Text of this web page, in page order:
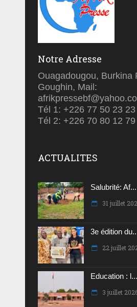
Notre Adresse
Ouagadougou, Burkina
Goughin, Mail:
Tél 1: +226 77 50 23 23
Tél 2: +226 70 80 12 79
ACTUALITES
Salubrité: Af...
31 juillet
3e édition
22 juillet
Education : l...
3 juillet